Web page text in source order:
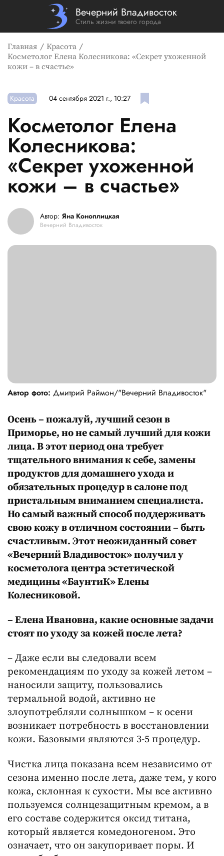
Вечерний Владивосток
Стиль жизни твоего города
Главная
Красота
Косметолог Елена Колесникова: «Секрет ухоженной
кожи – в счастье»
Красота 04 сентября 2021 г., 10:27
Косметолог Елена
Колесникова:
«Секрет ухоженной
кожи – в счастье»
Автор: Яна Коноплицкая
Вечерний Владивосток
Автор фото: Дмитрий Раймон/"Вечерний Владивосток"
Осень – пожалуй, лучший сезон в
Приморье, но не самый лучший для кожи
лица. В этот период она требует
тщательного внимания к себе, замены
продуктов для домашнего ухода и
обязательных процедур в салоне под
пристальным вниманием специалиста.
Но самый важный способ поддерживать
свою кожу в отличном состоянии – быть
счастливым. Этот неожиданный совет
«Вечерний Владивосток» получил у
косметолога центра эстетической
медицины «БаунтиК» Елены
Колесниковой.
– Елена Ивановна, какие основные задачи
стоят по уходу за кожей после лета?
– Даже если вы следовали всем
рекомендациям по уходу за кожей летом –
наносили защиту, пользовались
термальной водой, активно не
злоупотребляли солнышком – к осени
возникает потребность в восстановлении
кожи. Базовыми являются 3-5 процедур.
Чистка лица показана всем независимо от
сезона именно после лета, даже тем, у кого
кожа, склонная к сухости. Мы все активно
пользуемся солнцезащитным кремом, а в
его составе содержится оксид титана,
который является комедоногеном. Это
означает, что он закупоривает поры. И